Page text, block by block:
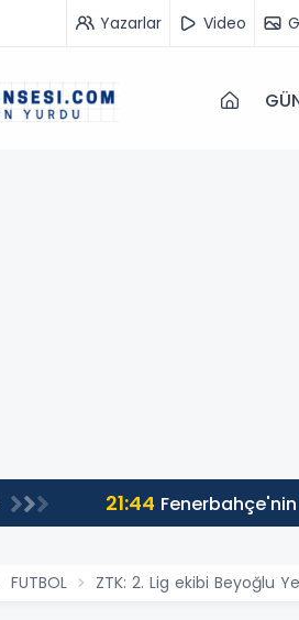
Yazarlar Video
21:44
FUTBOL ZTK: 2. Lig ekibi Beyoğlu